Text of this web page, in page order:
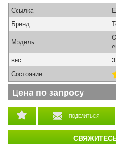
ПОДЕЛИТЬСЯ
Ссылка
Бренд
Модель
вес
Состояние
Цена по запросу